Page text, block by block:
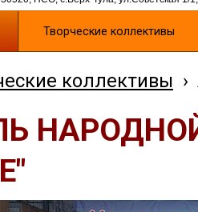
Творческие коллективы
коллективы ›